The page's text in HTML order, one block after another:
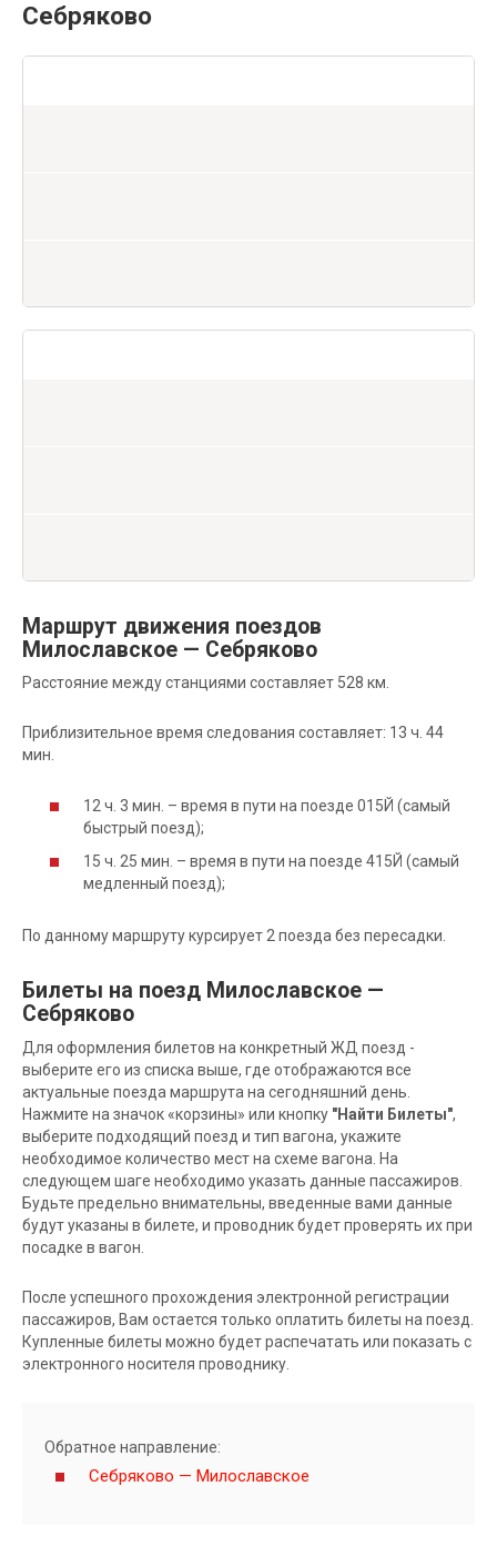
Себряково
Маршрут движения поездов
Милославское — Себряково
Расстояние между станциями составляет 528 км.
Приблизительное время следования составляет: 13 ч. 44
мин.
12 ч. 3 мин. – время в пути на поезде 015Й (самый
быстрый поезд);
15 ч. 25 мин. – время в пути на поезде 415Й (самый
медленный поезд);
По данному маршруту курсирует 2 поезда без пересадки.
Билеты на поезд Милославское —
Себряково
Для оформления билетов на конкретный ЖД поезд -
выберите его из списка выше, где отображаются все
актуальные поезда маршрута на сегодняшний день.
Нажмите на значок «корзины» или кнопку "Найти Билеты",
выберите подходящий поезд и тип вагона, укажите
необходимое количество мест на схеме вагона. На
следующем шаге необходимо указать данные пассажиров.
Будьте предельно внимательны, введенные вами данные
будут указаны в билете, и проводник будет проверять их при
посадке в вагон.
После успешного прохождения электронной регистрации
пассажиров, Вам остается только оплатить билеты на поезд.
Купленные билеты можно будет распечатать или показать с
электронного носителя проводнику.
Обратное направление:
Себряково — Милославское